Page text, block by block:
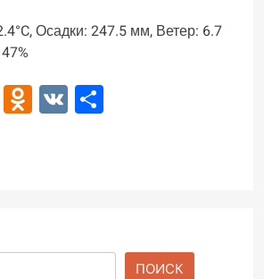
Осадки: 247.5 мм, Ветер: 6.7
Telegram
Odnoklassniki
VK
ПОИСК